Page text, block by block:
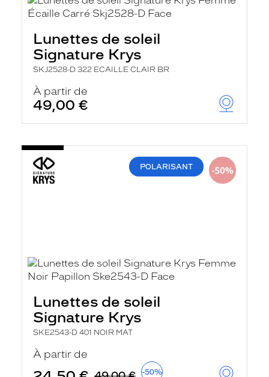
Lunettes de soleil
Signature Krys
SKJ2528-D 322 ECAILLE CLAIR BR
À partir de
49,00 €
POLARISANT
Lunettes de soleil
Signature Krys
SKE2543-D 401 NOIR MAT
À partir de
-50%